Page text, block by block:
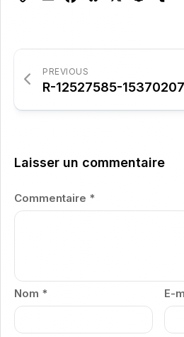
PREVIOUS
R-12527585-
Laisser un commentaire
Commentaire *
Nom * E-